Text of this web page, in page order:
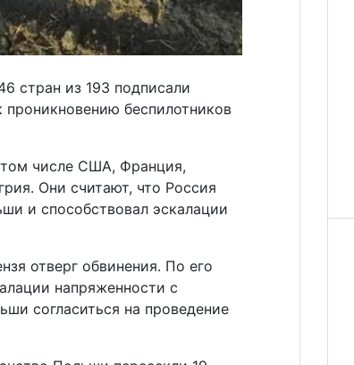
стран из 193 подписали
беспилотников
числе США, Франция,
Они считают, что Россия
и способствовал эскалации
отверг обвинения. По его
напряженности с
согласиться на проведение